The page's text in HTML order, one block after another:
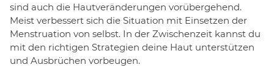
sind auch die Hautveränderungen vorübergehend.
Meist verbessert sich die Situation mit Einsetzen der
Menstruation von selbst. In der Zwischenzeit kannst du
mit den richtigen Strategien deine Haut unterstützen
und Ausbrüchen vorbeugen.